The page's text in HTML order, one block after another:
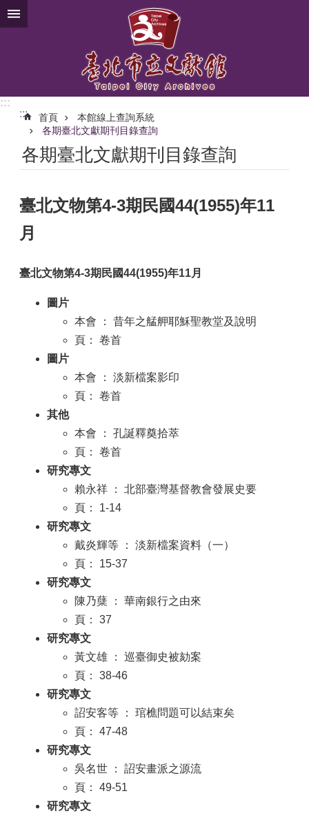
跳到主要內容區塊
:::
:::
首頁
本館線上查詢系統
各期臺北文獻期刊目錄查詢
各期臺北文獻期刊目錄查詢
臺北文物第4-3期民國44(1955)年11
月
臺北文物第4-3期民國44(1955)年11月
圖片
本會 ： 昔年之艋舺耶穌聖教堂及說明
頁： 卷首
圖片
本會 ： 淡新檔案影印
頁： 卷首
其他
本會 ： 孔誕釋奠拾萃
頁： 卷首
研究專文
賴永祥 ： 北部臺灣基督教會發展史要
頁： 1-14
研究專文
戴炎輝等 ： 淡新檔案資料（一）
頁： 15-37
研究專文
陳乃蘖 ： 華南銀行之由來
頁： 37
研究專文
黃文雄 ： 巡臺御史被劾案
頁： 38-46
研究專文
詔安客等 ： 琯樵問題可以結束矣
頁： 47-48
研究專文
吳名世 ： 詔安畫派之源流
頁： 49-51
研究專文